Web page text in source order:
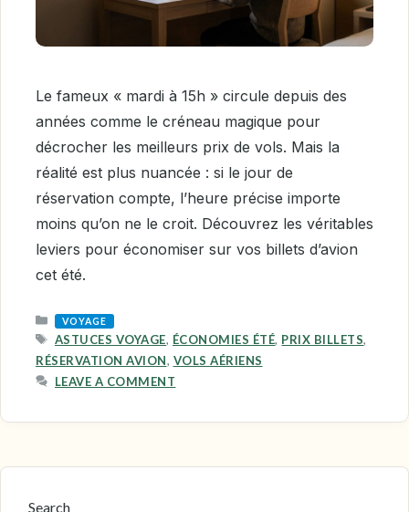
Le fameux « mardi à 15h » circule depuis des
années comme le créneau magique pour
décrocher les meilleurs prix de vols. Mais la
réalité est plus nuancée : si le jour de
réservation compte, l’heure précise importe
moins qu’on ne le croit. Découvrez les véritables
leviers pour économiser sur vos billets d’avion
cet été.
CATEGORIES
VOYAGE
TAGS
ASTUCES VOYAGE, ÉCONOMIES ÉTÉ, PRIX BILLETS,
RÉSERVATION AVION, VOLS AÉRIENS
LEAVE A COMMENT
Search